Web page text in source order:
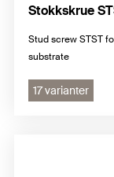
Stokkskrue
Stud screw STST
substrate
17 varianter